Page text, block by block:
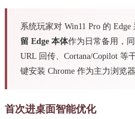
系统玩家对 Win11 Pro 的 Edge
留 Edge 本体作为日常备用，
URL 回传、Cortana/Copilot 等
键安装 Chrome 作为主力浏览器
首次进桌面智能优化